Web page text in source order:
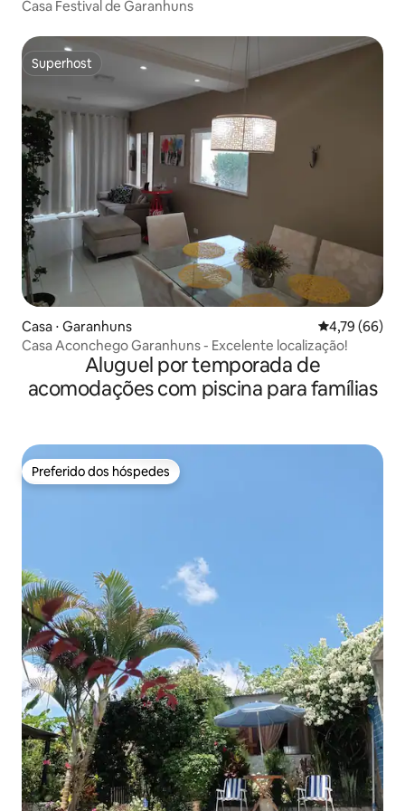
Casa Festival de Garanhuns
Superhost
Superhost
Casa ⋅ Garanhuns 4,79 de uma
4,79 (66)
Casa Aconchego Garanhuns - Excelente localização!
Aluguel por temporada de
acomodações com piscina para famílias
Preferido dos hóspedes
Preferido dos hóspedes